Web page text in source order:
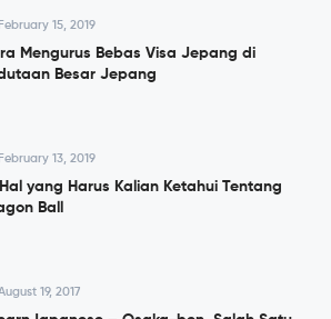
February 15, 2019
Mengurus Bebas Visa Jepang di
Besar Jepang
February 13, 2019
yang Harus Kalian Ketahui Tentang
Ball
19, 2017